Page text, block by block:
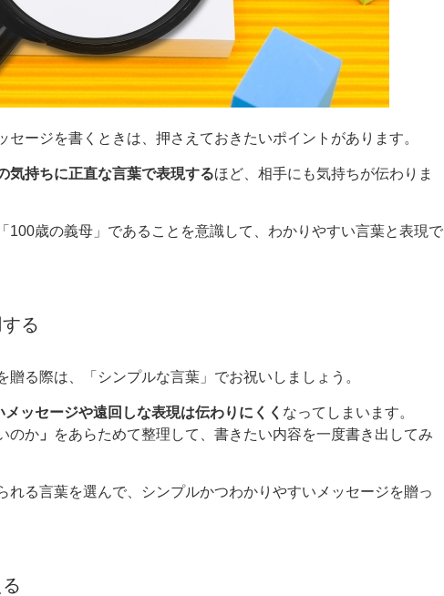
セージを書くときは、押さえておきたいポイントがあります。
気持ちに正直な言葉で表現するほど、相手にも気持ちが伝わりま
100歳の義母」であることを意識して、わかりやすい言葉と表現で
る
る際は、「シンプルな言葉」でお祝いしましょう。
メッセージや遠回しな表現は伝わりにくく なってしまいます。
のか 」
をあらためて整理して、書きたい内容を一度書き出してみ
れる言葉を選んで、シンプルかつわかりやすいメッセージを贈っ